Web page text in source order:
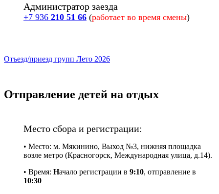
Администратор заезда
+7 936 210 51 66 (работает во время смены)
Отъезд/приезд групп Лето 2026
Отправление детей на отдых
Место сбора и регистрации:
• Место: м. Мякинино, Выход №3, нижняя площадка
возле метро (Красногорск, Международная улица, д.14).
• Время: Начало регистрации в 9:10, отправление в
10:30